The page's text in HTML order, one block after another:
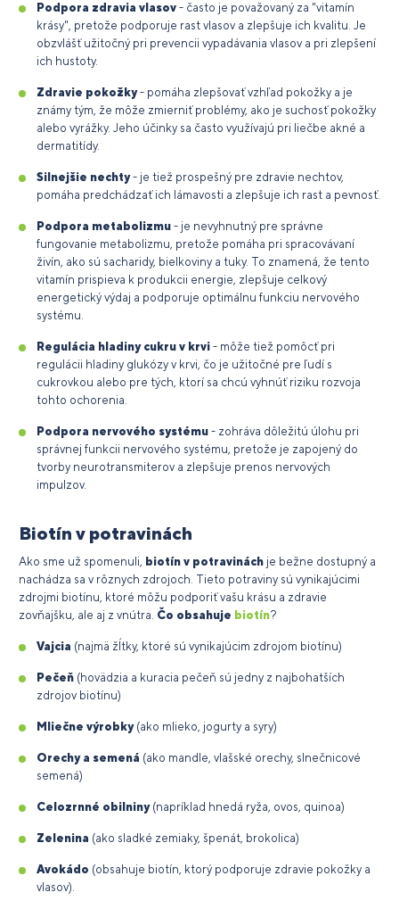
Podpora zdravia vlasov - často je považovaný za "vitamín
krásy", pretože podporuje rast vlasov a zlepšuje ich kvalitu. Je
obzvlášť užitočný pri prevencii vypadávania vlasov a pri zlepšení
ich hustoty.
Zdravie pokožky- pomáha zlepšovať vzhľad pokožky a je
známy tým, že môže zmierniť problémy, ako je suchosť pokožky
alebo vyrážky. Jeho účinky sa často využívajú pri liečbe akné a
dermatitídy.
Silnejšie nechty- je tiež prospešný pre zdravie nechtov,
pomáha predchádzať ich lámavosti a zlepšuje ich rast a pevnosť.
Podpora metabolizmu - je nevyhnutný pre správne
fungovanie metabolizmu, pretože pomáha pri spracovávaní
živín, ako sú sacharidy, bielkoviny a tuky. To znamená, že tento
vitamín prispieva k produkcii energie, zlepšuje celkový
energetický výdaj a podporuje optimálnu funkciu nervového
systému.
Regulácia hladiny cukru v krvi - môže tiež pomôcť pri
regulácii hladiny glukózy v krvi, čo je užitočné pre ľudí s
cukrovkou alebo pre tých, ktorí sa chcú vyhnúť riziku rozvoja
tohto ochorenia.
Podpora nervového systému - zohráva dôležitú úlohu pri
správnej funkcii nervového systému, pretože je zapojený do
tvorby neurotransmiterov a zlepšuje prenos nervových
impulzov.
Biotín v potravinách
Ako sme už spomenuli, biotín v potravinách je bežne dostupný a
nachádza sa v rôznych zdrojoch. Tieto potraviny sú vynikajúcimi
zdrojmi biotínu, ktoré môžu podporiť vašu krásu a zdravie
zovňajšku, ale aj z vnútra. Čo obsahuje biotín?
Vajcia (najmä žĺtky, ktoré sú vynikajúcim zdrojom biotínu)
Pečeň (hovädzia a kuracia pečeň sú jedny z najbohatších
zdrojov biotínu)
Mliečne výrobky(ako mlieko, jogurty a syry)
Orechy a semená (ako mandle, vlašské orechy, slnečnicové
semená)
Celozrnné obilniny(napríklad hnedá ryža, ovos, quinoa)
Zelenina (ako sladké zemiaky, špenát, brokolica)
Avokádo (obsahuje biotín, ktorý podporuje zdravie pokožky a
vlasov).